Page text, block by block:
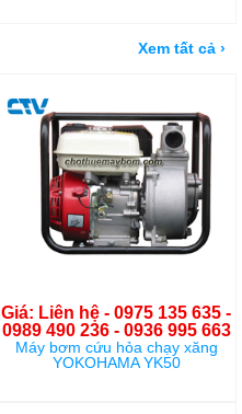
Xem tất cả ›
Giá: Liên hệ - 0975 135 635 -
0989 490 236 - 0936 995 663
Máy bơm cứu hỏa chạy xăng
YOKOHAMA YK50